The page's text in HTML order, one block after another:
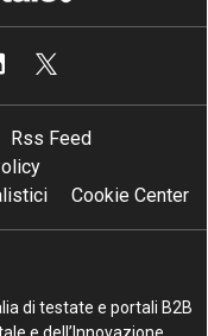
Rss Feed
Cookie Center
di testate e portali B2B
e dell’Innovazione